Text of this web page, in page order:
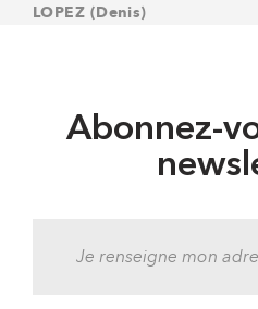
LOPEZ (Denis)
Abonnez-